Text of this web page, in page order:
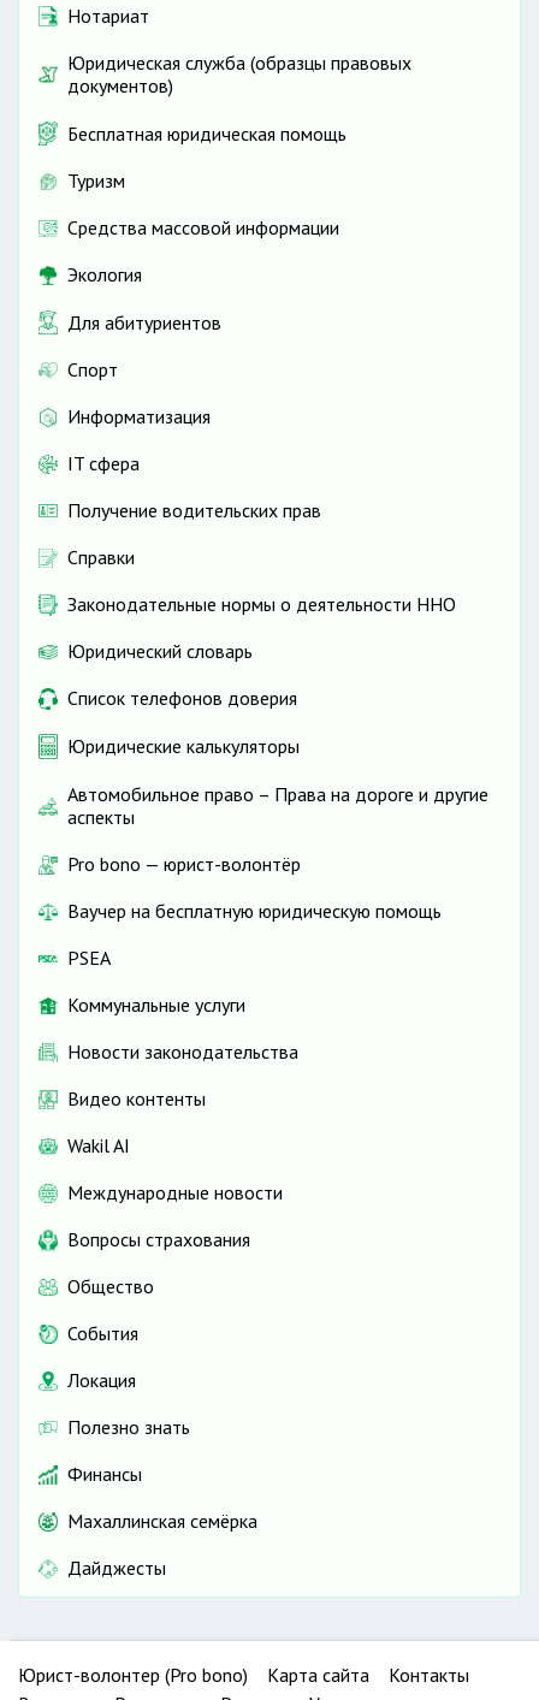
Нотариат
Юридическая служба (образцы правовых
документов)
Бесплатная юридическая помощь
Туризм
Средства массовой информации
Экология
Для абитуриентов
Спорт
Информатизация
IT сфера
Получение водительских прав
Справки
Законодательные нормы о деятельности ННО
Юридический словарь
Список телефонов доверия
Юридические калькуляторы
Автомобильное право – Права на дороге и другие
аспекты
Pro bono — юрист-волонтёр
Ваучер на бесплатную юридическую помощь
PSEA
Коммунальные услуги
Новости законодательства
Видео контенты
Wakil AI
Международные новости
Вопросы страхования
Общество
События
Локация
Полезно знать
Финансы
Махаллинская семёрка
Дайджесты
Юрист-волонтер (Pro bono) Карта сайта
Контакты